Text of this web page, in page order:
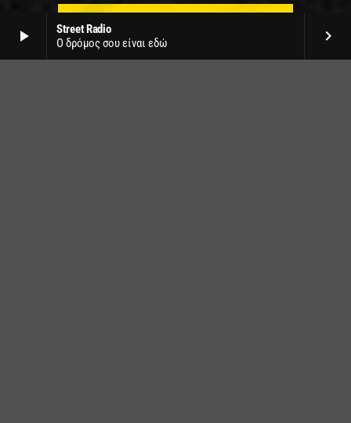
play_arrow
Street Radio
Ο δρόμος σου είναι εδώ
keyboard_arrow_right